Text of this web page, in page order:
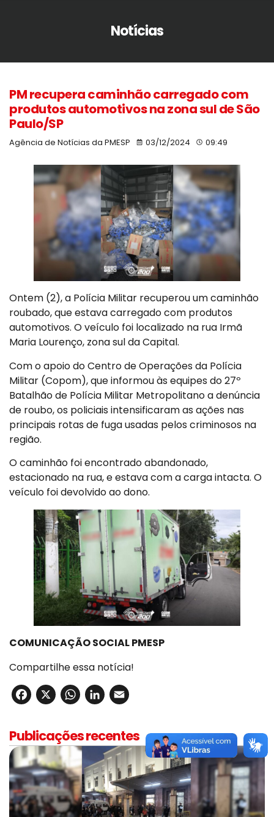
Notícias
PM recupera caminhão carregado com
produtos automotivos na zona sul de São
Paulo/SP
Agência de Notícias da PMESP 03/12/2024 09:49
Ontem (2), a Polícia Militar recuperou um caminhão
roubado, que estava carregado com produtos
automotivos. O veículo foi localizado na rua Irmã
Maria Lourenço, zona sul da Capital.
Com o apoio do Centro de Operações da Polícia
Militar (Copom), que informou às equipes do 27º
Batalhão de Polícia Militar Metropolitano a denúncia
de roubo, os policiais intensificaram as ações nas
principais rotas de fuga usadas pelos criminosos na
região.
O caminhão foi encontrado abandonado,
estacionado na rua, e estava com a carga intacta. O
veículo foi devolvido ao dono.
COMUNICAÇÃO SOCIAL PMESP
Compartilhe essa notícia!
Facebook
X WhatsApp
LinkedIn
Publicações recentes